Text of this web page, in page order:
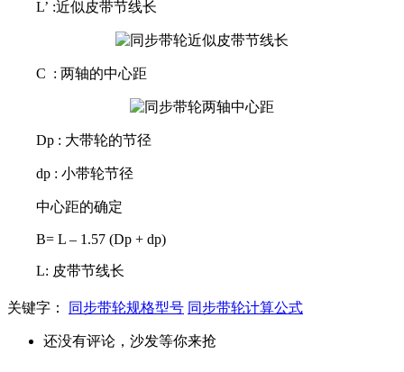
L’ :近似皮带节线长
C : 两轴的中心距
Dp : 大带轮的节径
dp : 小带轮节径
中心距的确定
B= L – 1.57 (Dp + dp)
L: 皮带节线长
关键字： 同步带轮规格型号 同步带轮计算公式
还没有评论，沙发等你来抢